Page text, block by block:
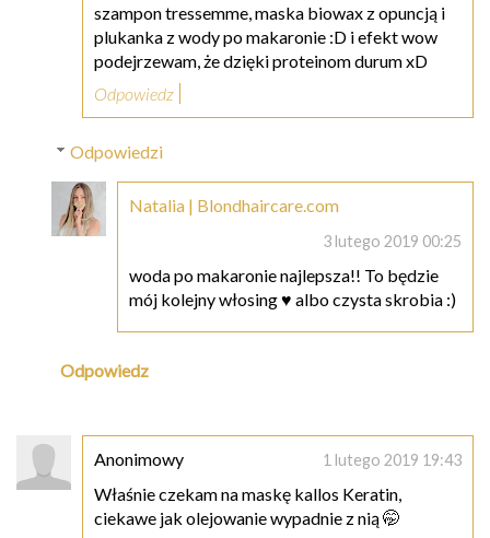
szampon tressemme, maska biowax z opuncją i
plukanka z wody po makaronie :D i efekt wow
podejrzewam, że dzięki proteinom durum xD
Odpowiedz
Odpowiedzi
Natalia | Blondhaircare.com
3 lutego 2019 00:25
woda po makaronie najlepsza!! To będzie
mój kolejny włosing ♥ albo czysta skrobia :)
Odpowiedz
Anonimowy 1 lutego 2019 19:43
Właśnie czekam na maskę kallos Keratin,
ciekawe jak olejowanie wypadnie z nią 🤭